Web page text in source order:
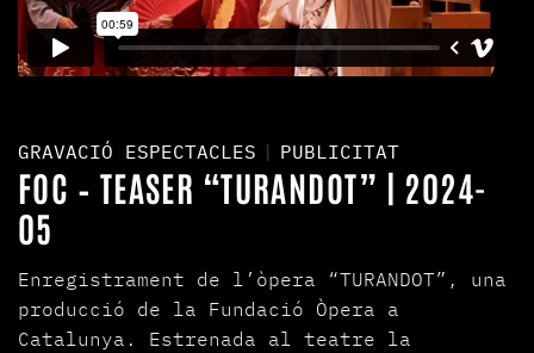
GRAVACIÓ ESPECTACLES | PUBLICITAT
FOC – TEASER “TURANDOT” | 2024-
05
Enregistrament de l’òpera “TURANDOT”, una
producció de la Fundació Òpera a
Catalunya. Estrenada al teatre la